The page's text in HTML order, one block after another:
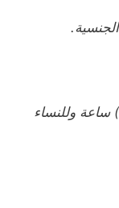
– العمل شفتات للرجال على مدار (24) ساعة وللنساء